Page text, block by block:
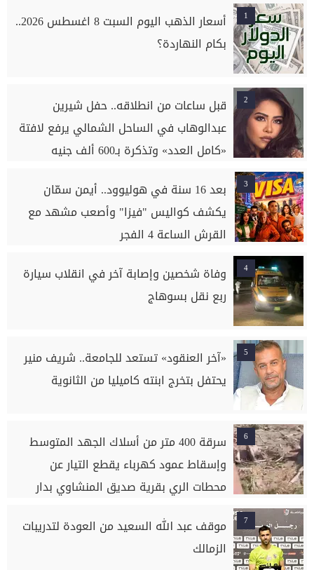
1
أسعار الذهب اليوم السبت 8 اغسطس 2026..
بكام النهاردة؟
2
قبل ساعات من انطلاقه.. حفل شيرين
عبدالوهاب في الساحل الشمالي يرفع لافتة
«كامل العدد» وتذكرة بـ600 ألف جنيه
3
بعد 16 سنة في هوليوود.. أيمن سمّان
يكشف كواليس "فيزا" وأصعب مشهد مع
القرش الساعة 4 الفجر
4
وفاة شخصين وإصابة آخر في انقلاب سيارة
ربع نقل بسوهاج
5
«آخر العنقود» تستعد للجامعة.. شريف منير
يحتفل بتخرج ابنته كاميليا من الثانوية
6
سرقة 400 متر من أسلاك الجهد المتوسط
وإسقاط عمود كهرباء يقطع التيار عن
محطات الري بقرية صديق المنشاوي بدار
7
موقف عبد الله السعيد من العودة لتدريبات
الزمالك